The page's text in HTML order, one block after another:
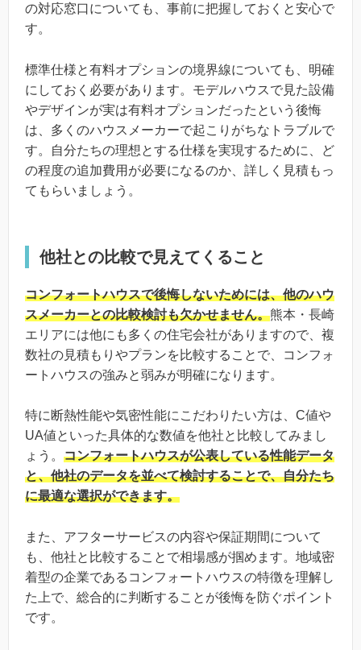
の対応窓口についても、事前に把握しておくと安心で
す。
標準仕様と有料オプションの境界線についても、明確
にしておく必要があります。モデルハウスで見た設備
やデザインが実は有料オプションだったという後悔
は、多くのハウスメーカーで起こりがちなトラブルで
す。自分たちの理想とする仕様を実現するために、ど
の程度の追加費用が必要になるのか、詳しく見積もっ
てもらいましょう。
他社との比較で見えてくること
コンフォートハウスで後悔しないためには、他のハウ
スメーカーとの比較検討も欠かせません。熊本・長崎
エリアには他にも多くの住宅会社がありますので、複
数社の見積もりやプランを比較することで、コンフォ
ートハウスの強みと弱みが明確になります。
特に断熱性能や気密性能にこだわりたい方は、C値や
UA値といった具体的な数値を他社と比較してみまし
ょう。 コンフォートハウスが公表している性能データ
と、他社のデータを並べて検討することで、自分たち
に最適な選択ができます。
また、アフターサービスの内容や保証期間について
も、他社と比較することで相場感が掴めます。地域密
着型の企業であるコンフォートハウスの特徴を理解し
た上で、総合的に判断することが後悔を防ぐポイント
です。